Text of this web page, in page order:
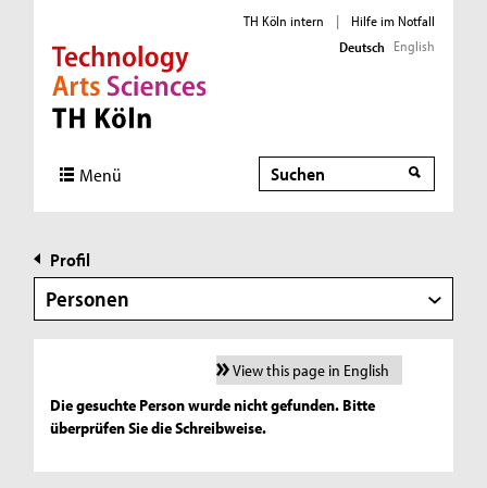
Direkt zur Hauptnavigation
Direkt zur Subnavigation
Direkt zum Inhalt
Direkt zum Fußbereich
TH Köln intern |
Hilfe im Notfall
Deutsch English
Menü Suche
Profil
Personen
View this page in English
Die gesuchte Person wurde nicht gefunden. Bitte
überprüfen Sie die Schreibweise.